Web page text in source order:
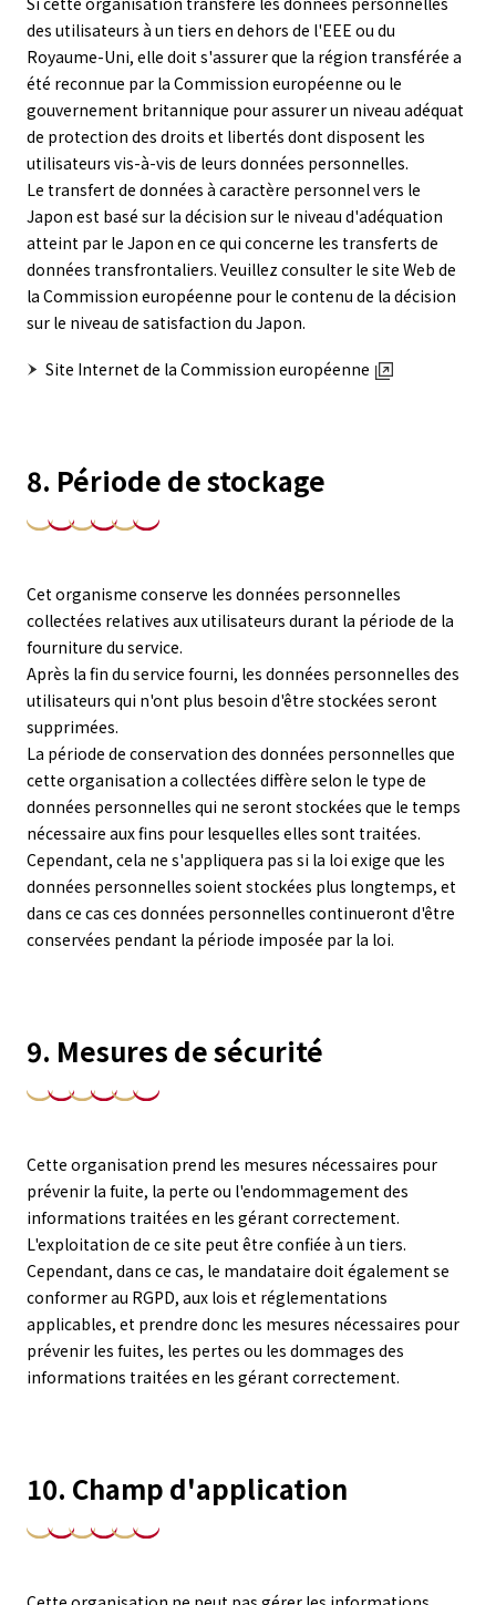
des utilisateurs à un tiers en dehors de l'EEE ou du
Royaume-Uni, elle doit s'assurer que la région transférée a
été reconnue par la Commission européenne ou le
gouvernement britannique pour assurer un niveau adéquat
de protection des droits et libertés dont disposent les
utilisateurs vis-à-vis de leurs données personnelles.
Le transfert de données à caractère personnel vers le
Japon est basé sur la décision sur le niveau d'adéquation
atteint par le Japon en ce qui concerne les transferts de
données transfrontaliers. Veuillez consulter le site Web de
la Commission européenne pour le contenu de la décision
sur le niveau de satisfaction du Japon.
Site Internet de la Commission européenne
8. Période de stockage
Cet organisme conserve les données personnelles
collectées relatives aux utilisateurs durant la période de la
fourniture du service.
Après la fin du service fourni, les données personnelles des
utilisateurs qui n'ont plus besoin d'être stockées seront
supprimées.
La période de conservation des données personnelles que
cette organisation a collectées diffère selon le type de
données personnelles qui ne seront stockées que le temps
nécessaire aux fins pour lesquelles elles sont traitées.
Cependant, cela ne s'appliquera pas si la loi exige que les
données personnelles soient stockées plus longtemps, et
dans ce cas ces données personnelles continueront d'être
conservées pendant la période imposée par la loi.
9. Mesures de sécurité
Cette organisation prend les mesures nécessaires pour
prévenir la fuite, la perte ou l'endommagement des
informations traitées en les gérant correctement.
L'exploitation de ce site peut être confiée à un tiers.
Cependant, dans ce cas, le mandataire doit également se
conformer au RGPD, aux lois et réglementations
applicables, et prendre donc les mesures nécessaires pour
prévenir les fuites, les pertes ou les dommages des
informations traitées en les gérant correctement.
10. Champ d'application